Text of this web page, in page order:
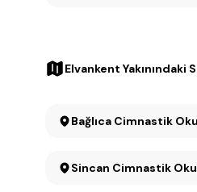
Elvankent Yakınındaki
Bağlıca Cimnastik
Sincan Cimnastik